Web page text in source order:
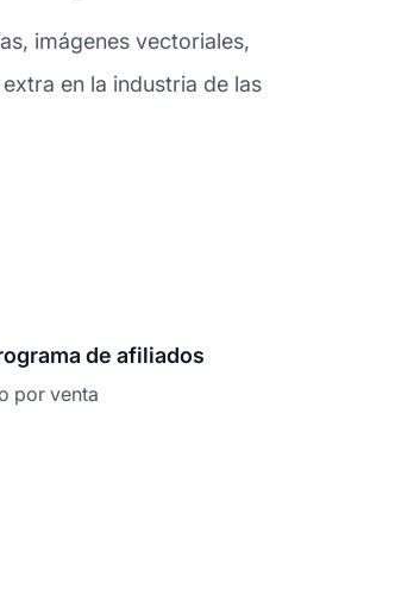
imágenes vectoriales,
en la industria de las
de afiliados
por venta